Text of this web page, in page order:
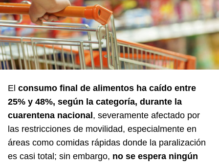
El consumo final de alimentos ha caído entre
25% y 48%, según la categoría, durante la
cuarentena nacional, severamente afectado por
las restricciones de movilidad, especialmente en
áreas como comidas rápidas donde la paralización
es casi total; sin embargo, no se espera ningún